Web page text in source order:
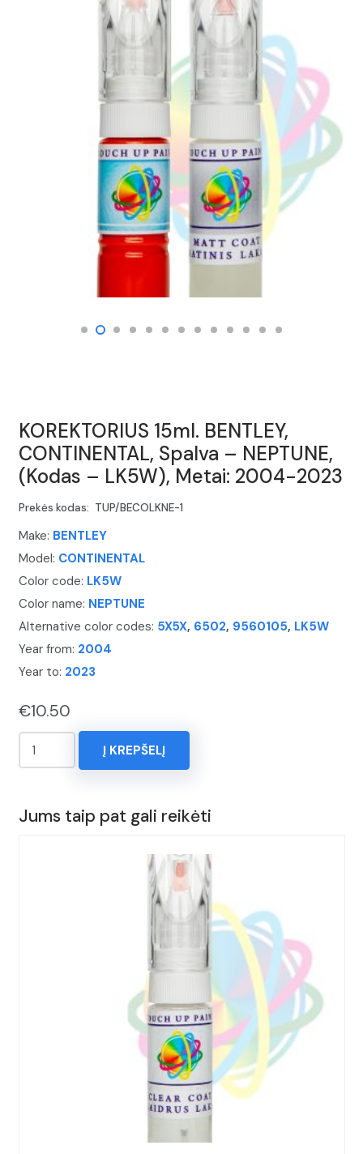
KOREKTORIUS 15ml. BENTLEY,
CONTINENTAL, Spalva – NEPTUNE,
(Kodas – LK5W), Metai: 2004-2023
Prekės kodas: TUP/BECOLKNE-1
Make: BENTLEY
Model: CONTINENTAL
Color code: LK5W
Color name: NEPTUNE
Alternative color codes: 5X5X, 6502, 9560105, LK5W
Year from: 2004
Year to: 2023
€10.50
produkto
kiekis:
15ml.
Į KREPŠELĮ
Jums taip pat gali reikėti